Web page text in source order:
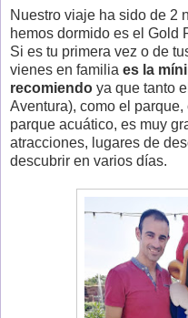
Nuestro viaje ha sido de 2
hemos dormido es el Gold
Si es tu primera vez o de
vienes en familia es la
recomiendo ya que tanto
Aventura), como el
parque acuático, es muy
atracciones, lugares de
descubrir en varios días.